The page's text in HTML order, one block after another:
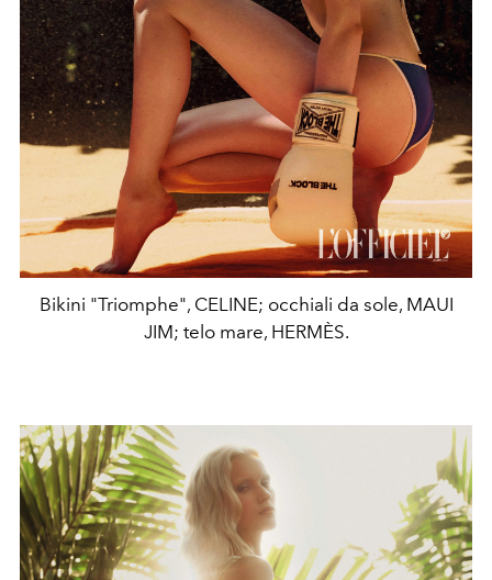
Bikini "Triomphe", CELINE; occhiali da sole, MAUI
JIM; telo mare, HERMÈS.